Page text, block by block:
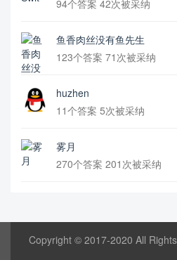
94个答案 42次被采纳
鱼香肉丝没有鱼先生
123个答案 71次被采纳
huzhen
11个答案 5次被采纳
雾月
270个答案 201次被采纳
Copyright © 2017-2020 All